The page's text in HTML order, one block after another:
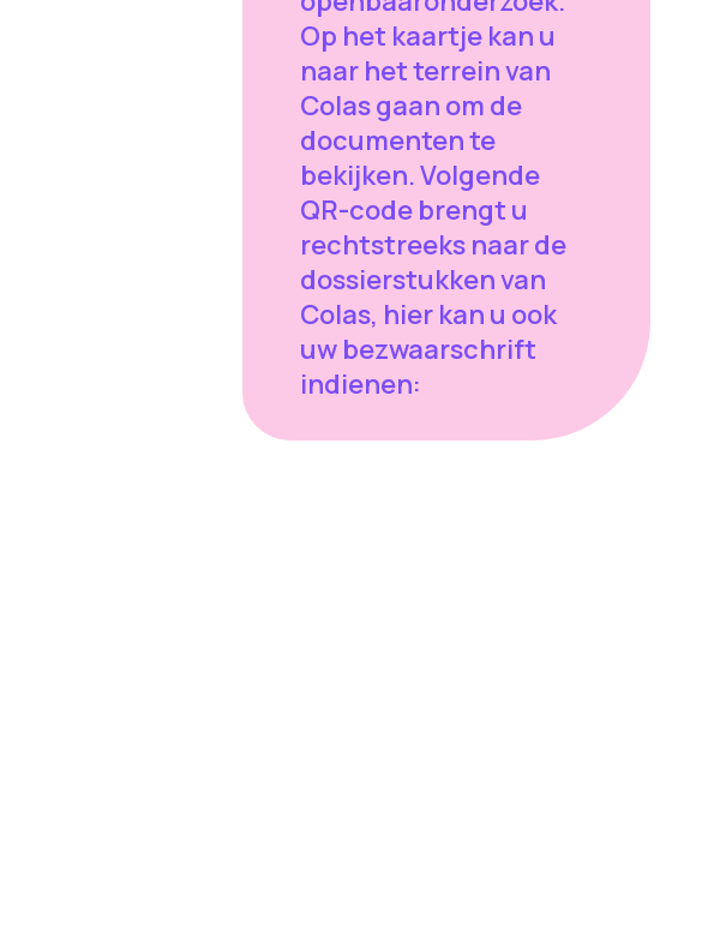
Op het kaartje kan u
naar het terrein van
Colas gaan om de
documenten te
bekijken. Volgende
QR-code brengt u
rechtstreeks naar de
dossierstukken van
Colas, hier kan u ook
uw bezwaarschrift
indienen: